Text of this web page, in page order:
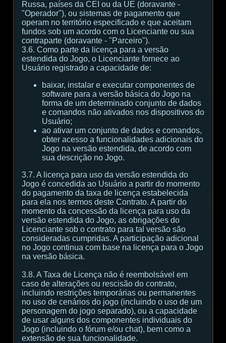
Russa, países da CEI ou da UE (doravante -
"Operador"), ou sistemas de pagamento que
operam no território especificado e que aceitam
fundos sob um acordo com o Licenciante ou sua
contraparte (doravante - "Parceiro").
3.6. Como parte da licença para a versão
estendida do Jogo, o Licenciante fornece ao
Usuário registrado a capacidade de:
baixar, instalar e executar componentes de
software para a versão básica do Jogo na
forma de um determinado conjunto de dados
e comandos não ativados nos dispositivos do
Usuário;
ao ativar um conjunto de dados e comandos,
obter acesso a funcionalidades adicionais do
Jogo na versão estendida, de acordo com
sua descrição no Jogo.
3.7. A licença para uso da versão estendida do
Jogo é concedida ao Usuário a partir do momento
do pagamento da taxa de licença estabelecida
para ela nos termos deste Contrato. A partir do
momento da concessão da licença para uso da
versão estendida do Jogo, as obrigações do
Licenciante sob o contrato para tal versão são
consideradas cumpridas. A participação adicional
no Jogo continua com base na licença para o Jogo
na versão básica.
3.8. A Taxa de Licença não é reembolsável em
caso de alterações ou rescisão do contrato,
incluindo restrições temporárias ou permanentes
no uso de cenários do jogo (incluindo o uso de um
personagem do jogo separado), ou a capacidade
de usar alguns dos componentes individuais do
Jogo (incluindo o fórum e/ou chat), bem como a
extensão de sua funcionalidade.